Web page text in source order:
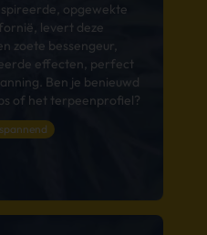
opgewekte
levert deze
zoete bessengeur,
effecten, perfect
Ben je benieuwd
of het terpeenprofiel?